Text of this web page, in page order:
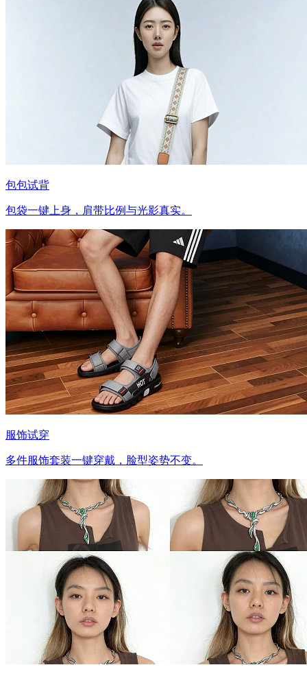
包包试背
包袋一键上身，肩带比例与光影真实。
服饰试穿
多件服饰套装一键穿戴，脸型姿势不变。